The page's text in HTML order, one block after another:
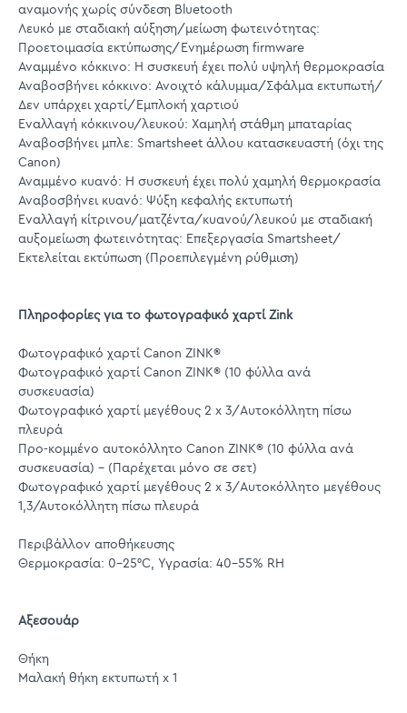
αναμονής χωρίς σύνδεση Bluetooth
Λευκό με σταδιακή αύξηση/μείωση φωτεινότητας:
Προετοιμασία εκτύπωσης/Ενημέρωση firmware
Αναμμένο κόκκινο: Η συσκευή έχει πολύ υψηλή θερμοκρασία
Αναβοσβήνει κόκκινο: Ανοιχτό κάλυμμα/Σφάλμα εκτυπωτή/
Δεν υπάρχει χαρτί/Εμπλοκή χαρτιού
Εναλλαγή κόκκινου/λευκού: Χαμηλή στάθμη μπαταρίας
Αναβοσβήνει μπλε: Smartsheet άλλου κατασκευαστή (όχι της
Canon)
Αναμμένο κυανό: Η συσκευή έχει πολύ χαμηλή θερμοκρασία
Αναβοσβήνει κυανό: Ψύξη κεφαλής εκτυπωτή
Εναλλαγή κίτρινου/ματζέντα/κυανού/λευκού με σταδιακή
αυξομείωση φωτεινότητας: Επεξεργασία Smartsheet/
Εκτελείται εκτύπωση (Προεπιλεγμένη ρύθμιση)
Πληροφορίες για το φωτογραφικό χαρτί Zink
Φωτογραφικό χαρτί Canon ZINK®
Φωτογραφικό χαρτί Canon ZINK® (10 φύλλα ανά
συσκευασία)
Φωτογραφικό χαρτί μεγέθους 2 x 3/Αυτοκόλλητη πίσω
πλευρά
Προ-κομμένο αυτοκόλλητο Canon ZINK® (10 φύλλα ανά
συσκευασία) – (Παρέχεται μόνο σε σετ)
Φωτογραφικό χαρτί μεγέθους 2 x 3/Αυτοκόλλητο μεγέθους
1,3/Αυτοκόλλητη πίσω πλευρά
Περιβάλλον αποθήκευσης
Θερμοκρασία: 0-25°C, Υγρασία: 40-55% RH
Αξεσουάρ
Θήκη
Μαλακή θήκη εκτυπωτή x 1